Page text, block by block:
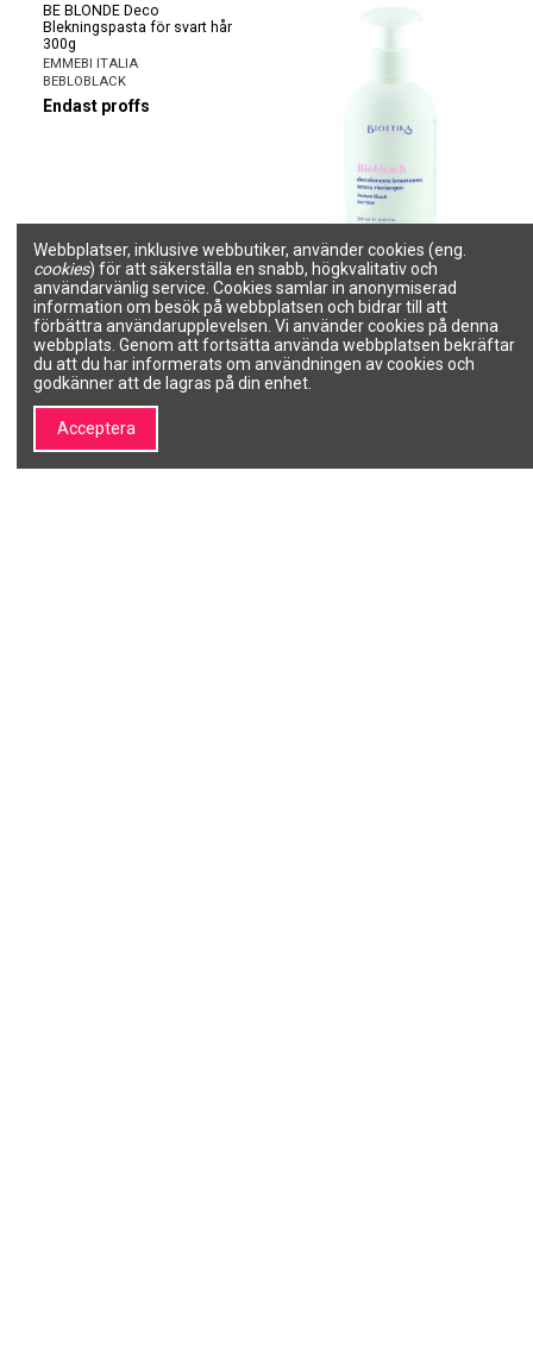
BE BLONDE Deco
Blekningspasta för svart hår
300g
EMMEBI ITALIA
BEBLOBLACK
Endast proffs
Lägg till i
varukorgen
BIOETIKA BIOBLEACH
Hårblekningsolja med
plattång, 250 ml
BIOETIKA
10 2103
Endast proffs
Webbplatser, inklusive webbutiker, använder cookies (eng.
cookies) för att säkerställa en snabb, högkvalitativ och
användarvänlig service. Cookies samlar in anonymiserad
information om besök på webbplatsen och bidrar till att
förbättra användarupplevelsen. Vi använder cookies på denna
webbplats. Genom att fortsätta använda webbplatsen bekräftar
du att du har informerats om användningen av cookies och
godkänner att de lagras på din enhet.
Acceptera